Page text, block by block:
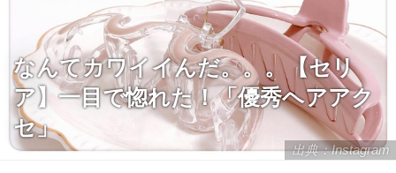
出典：Instagram
なんてカワイイんだ。。。【セリ
ア】一目で惚れた！「優秀ヘアアク
セ」